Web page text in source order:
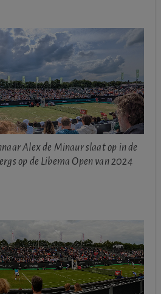
Alex de Minaur slaat op in de
op de Libema Open van 2024